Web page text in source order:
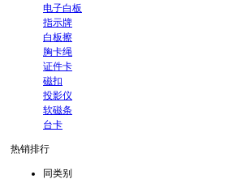
电子白板
指示牌
白板擦
胸卡绳
证件卡
磁扣
投影仪
软磁条
台卡
热销排行
同类别